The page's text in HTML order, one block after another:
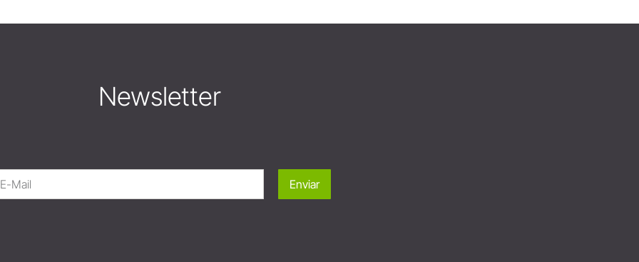
Newsletter
Enviar